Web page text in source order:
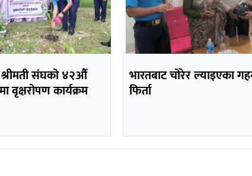
श्रीमती संघको ४२औँ
वृक्षरोपण कार्यक्रम
भारतबाट चोरेर ल्याइएका
फिर्ता